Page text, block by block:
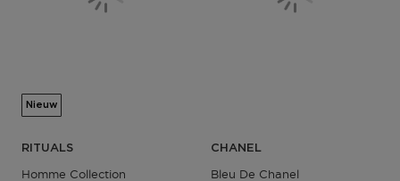
Nieuw
RITUALS
Homme Collection
CHANEL
Bleu De Chanel